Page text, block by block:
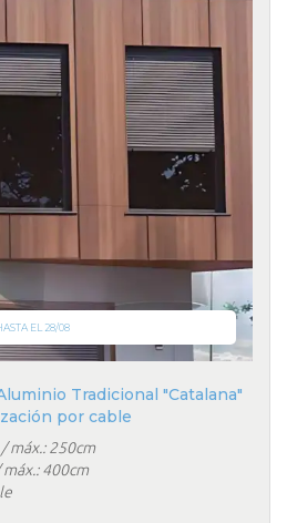
EL 28/08
Tradicional "Catalana"
por cable
máx.: 250cm
400cm